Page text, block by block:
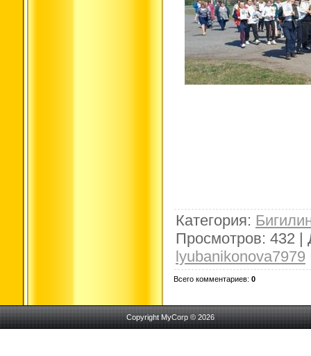
Категория:
Просмотров: 432 |
lyubanikonova7979
Всего комментариев: 0
Copyright MyCorp © 2026